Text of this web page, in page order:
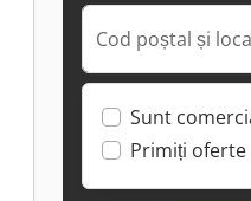
Cod poștal și
Sunt
Primiți